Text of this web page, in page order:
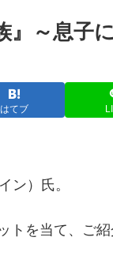
』～息子
はてブ
ン）氏。
を当て、ご紹